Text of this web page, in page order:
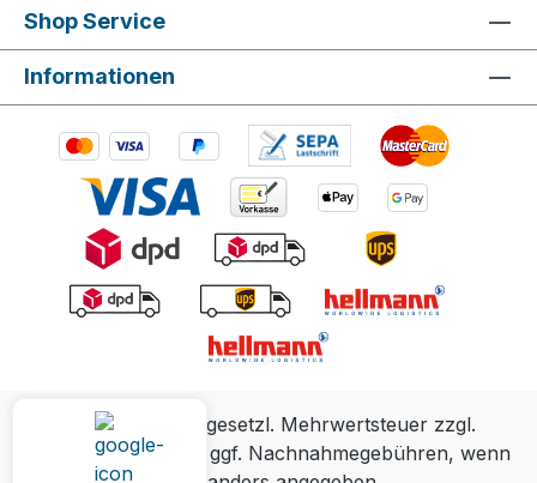
Shop Service
Informationen
Alle Preise inkl. gesetzl. Mehrwertsteuer zzgl.
Versandkostenund ggf. Nachnahmegebühren, wenn